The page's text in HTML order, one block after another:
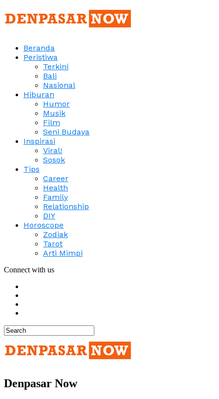
Beranda
Peristiwa
Terkini
Bali
Nasional
Hiburan
Humor
Musik
Film
Seni Budaya
Inspirasi
Viral!
Sosok
Tips
Career
Health
Family
Relationship
DIY
Horoscope
Zodiak
Tarot
Arti Mimpi
Connect with us
Denpasar Now